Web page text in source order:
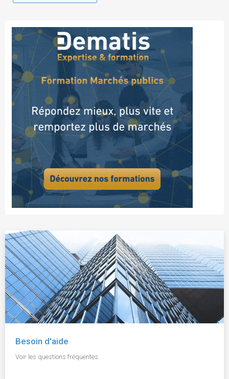
Besoin d'aide
Voir les questions fréquentes.